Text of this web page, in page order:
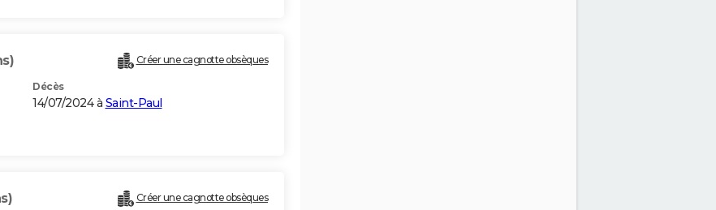
Créer une cagnotte obsèques
Décès
14/07/2024 à Saint-Paul
Créer une cagnotte obsèques